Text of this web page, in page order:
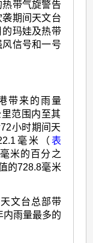
带气旋警告
期间天文台
玛娃及热带
信号和一号
带来的雨量
范围内至其
小时期间天
毫米（ 表
米的百分之
的728.8毫米
文台总部带
内雨量最多的